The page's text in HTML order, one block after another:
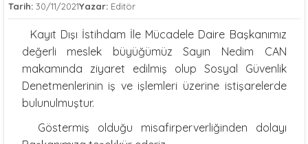
Tarih: 30/11/2021Yazar:Editör
Kayıt Dışı İstihdam İle Mücadele Daire Başkanımız
değerli meslek büyüğümüz Sayın Nedim CAN
makamında ziyaret edilmiş olup Sosyal Güvenlik
Denetmenlerinin iş ve işlemleri üzerine istişarelerde
bulunulmuştur.
Göstermiş olduğu misafirperverliğinden dolayı